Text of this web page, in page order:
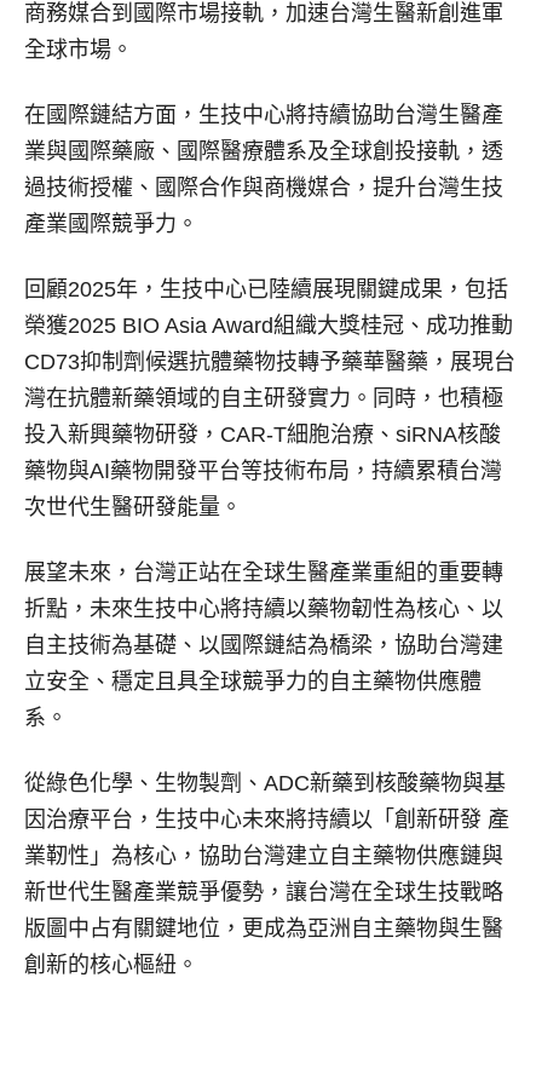
商務媒合到國際市場接軌，加速台灣生醫新創進軍
全球市場。
在國際鏈結方面，生技中心將持續協助台灣生醫產
業與國際藥廠、國際醫療體系及全球創投接軌，透
過技術授權、國際合作與商機媒合，提升台灣生技
產業國際競爭力。
回顧2025年，生技中心已陸續展現關鍵成果，包括
榮獲2025 BIO Asia Award組織大獎桂冠、成功推動
CD73抑制劑候選抗體藥物技轉予藥華醫藥，展現台
灣在抗體新藥領域的自主研發實力。同時，也積極
投入新興藥物研發，CAR-T細胞治療、siRNA核酸
藥物與AI藥物開發平台等技術布局，持續累積台灣
次世代生醫研發能量。
展望未來，台灣正站在全球生醫產業重組的重要轉
折點，未來生技中心將持續以藥物韌性為核心、以
自主技術為基礎、以國際鏈結為橋梁，協助台灣建
立安全、穩定且具全球競爭力的自主藥物供應體
系。
從綠色化學、生物製劑、ADC新藥到核酸藥物與基
因治療平台，生技中心未來將持續以「創新研發 產
業靭性」為核心，協助台灣建立自主藥物供應鏈與
新世代生醫產業競爭優勢，讓台灣在全球生技戰略
版圖中占有關鍵地位，更成為亞洲自主藥物與生醫
創新的核心樞紐。